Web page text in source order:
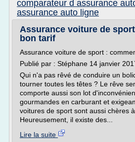
comparateur d assurance
assurance auto ligne
Assurance voiture de
bon tarif
Assurance voiture de sport :
Publié par : Stéphane 14 janvier
Qui n'a pas rêvé de conduire un
tourner toutes les têtes ? Le rêve
comporte aussi son lot
gourmandes en carburant et
voitures de sport sont aussi chères
Heureusement, il existe des...
Lire la suite